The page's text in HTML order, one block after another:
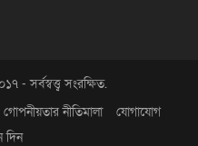
- সর্বস্বত্ত্ব সংরক্ষিত.
গোপনীয়তার নীতিমালা
যোগাযোগ
দিন